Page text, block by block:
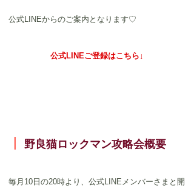
公式LINEからのご案内となります♡
公式LINEご登録はこちら↓
野良猫ロックマン攻略会概要
毎月10日の20時より、公式LINEメンバーさまと開